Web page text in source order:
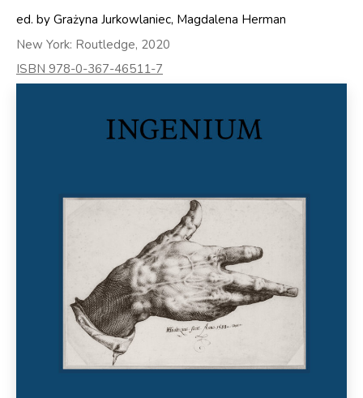
ed. by Grażyna Jurkowlaniec, Magdalena Herman
New York: Routledge, 2020
ISBN 978-0-367-46511-7